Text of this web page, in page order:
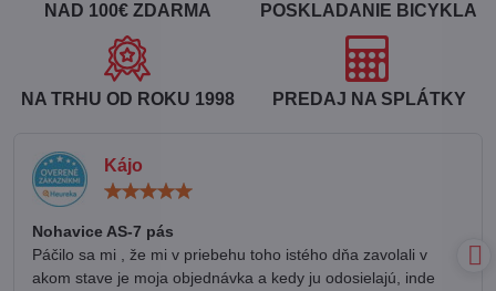
NAD 100€ ZDARMA POSKLADANIE BICYKLA
NA TRHU OD ROKU 1998 PREDAJ NA SPLÁTKY
Kájo
Nohavice AS-7 pás
Páčilo sa mi , že mi v priebehu toho istého dňa zavolali v
akom stave je moja objednávka a kedy ju odosielajú, inde